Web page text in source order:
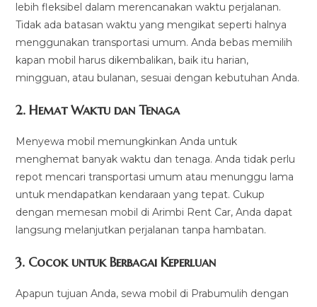
lebih fleksibel dalam merencanakan waktu perjalanan.
Tidak ada batasan waktu yang mengikat seperti halnya
menggunakan transportasi umum. Anda bebas memilih
kapan mobil harus dikembalikan, baik itu harian,
mingguan, atau bulanan, sesuai dengan kebutuhan Anda.
2.Hemat Waktu dan Tenaga
Menyewa mobil memungkinkan Anda untuk
menghemat banyak waktu dan tenaga. Anda tidak perlu
repot mencari transportasi umum atau menunggu lama
untuk mendapatkan kendaraan yang tepat. Cukup
dengan memesan mobil di Arimbi Rent Car, Anda dapat
langsung melanjutkan perjalanan tanpa hambatan.
3. Cocok untuk Berbagai Keperluan
Apapun tujuan Anda, sewa mobil di Prabumulih dengan